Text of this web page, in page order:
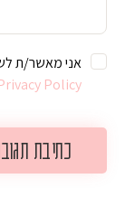
Policy